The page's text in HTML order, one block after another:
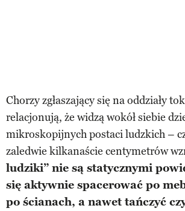
Chorzy zgłaszający się na oddziały
relacjonują, że widzą wokół siebie
mikroskopijnych postaci ludzkich –
zaledwie kilkanaście centymetrów
ludziki” nie są statycznymi
się aktywnie spacerować po
po ścianach, a nawet tańczyć